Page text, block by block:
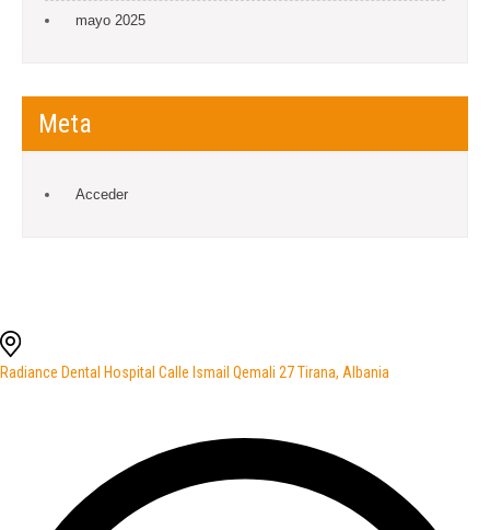
mayo 2025
Meta
Acceder
Radiance Dental Hospital Calle Ismail Qemali 27 Tirana, Albania